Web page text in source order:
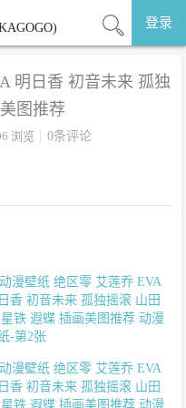
登录
明日香 初音未来 孤独
图推荐
浏览 0条评论